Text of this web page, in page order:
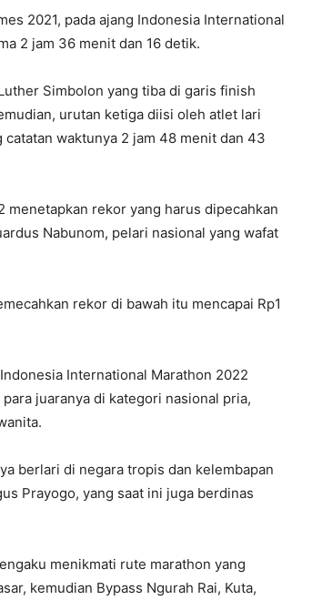
2021, pada ajang Indonesia International
2 jam 36 menit dan 16 detik.
Simbolon yang tiba di garis finish
urutan ketiga diisi oleh atlet lari
catatan waktunya 2 jam 48 menit dan 43
rekor yang harus dipecahkan
Nabunom, pelari nasional yang wafat
rekor di bawah itu mencapai Rp1
International Marathon 2022
juaranya di kategori nasional pria,
berlari di negara tropis dan kelembapan
Prayogo, yang saat ini juga berdinas
menikmati rute marathon yang
kemudian Bypass Ngurah Rai, Kuta,